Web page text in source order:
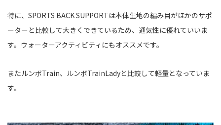
特に、SPORTS BACK SUPPORTは本体生地の編み目がほかのサポ
ーターと比較して大きくできているため、通気性に優れていいま
す。ウォーターアクティビティにもオススメです。
またルンボTrain、ルンボTrainLadyと比較して軽量となっていま
す。